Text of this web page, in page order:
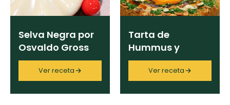
Selva Negra por
Osvaldo Gross
Ver receta
Tarta de
Hummus y
Vegetales
Ver receta